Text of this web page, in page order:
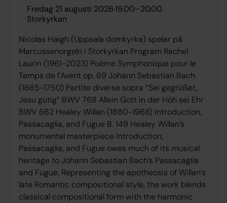
fredag 21 augusti 2026·19.00–20.00
Storkyrkan
Nicolas Haigh (Uppsala domkyrka) spelar på
Marcussenorgeln i Storkyrkan Program Rachel
Laurin (1961-2023) Poème Symphonique pour le
Temps de l’Avent op. 69 Johann Sebastian Bach
(1685-1750) Partite diverse sopra “Sei gegrüßet,
Jesu gütig” BWV 768 Allein Gott in der Höh sei Ehr
BWV 662 Healey Willan (1880-1968) Introduction,
Passacaglia, and Fugue B. 149 Healey Willan’s
monumental masterpiece Introduction,
Passacaglia, and Fugue owes much of its musical
heritage to Johann Sebastian Bach’s Passacaglia
and Fugue. Representing the apotheosis of Willan’s
late Romantic compositional style, the work blends
classical compositional form with the harmonic